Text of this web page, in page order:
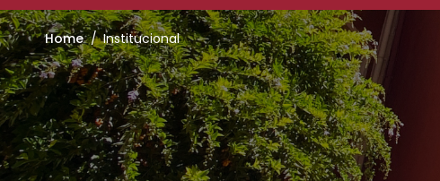
Home Institucional